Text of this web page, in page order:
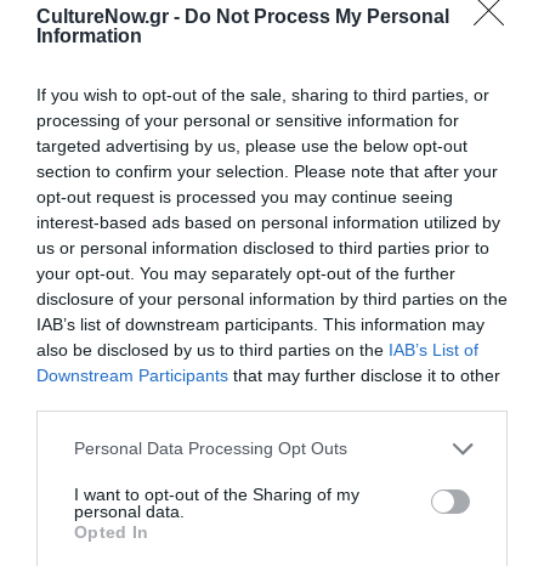
CultureNow.gr - Do Not Process My Personal
Information
If you wish to opt-out of the sale, sharing to third parties, or
processing of your personal or sensitive information for
targeted advertising by us, please use the below opt-out
section to confirm your selection. Please note that after your
opt-out request is processed you may continue seeing
interest-based ads based on personal information utilized by
us or personal information disclosed to third parties prior to
your opt-out. You may separately opt-out of the further
disclosure of your personal information by third parties on the
IAB’s list of downstream participants. This information may
also be disclosed by us to third parties on the IAB’s List of
Downstream Participants that may further disclose it to other
Personal Data Processing Opt Outs
I want to opt-out of the Sharing of my
personal data.
Opted In
κλάσης αυτού του άλμπουμ.
Sierra από τον Γιώργο Καριώτη. Mastering: Doug
Henderson.
Artwork by quietroom.gr ( Βασίλης Κουρεντής, Καρμέλο
Παπαδόπουλος)
Το 2 κυκλοφορεί σε cd και σε ψηφιακή μορφή (i-tunes,
Spotify, Deezer, Google play και σε άλλες ψηφιακές
πλατφόρμες σε όλον τον κόσμο)
Ταυτότητα
Ημερομηνία : Κυριακή 29 Νοεμβρίου 2015, στις 21.00
ιμή εισιτηρίου